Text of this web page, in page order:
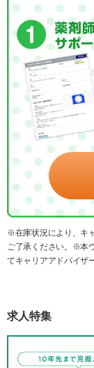
※在庫状況により、キ
ご了承ください。※本
てキャリアアドバイザ
求人特集